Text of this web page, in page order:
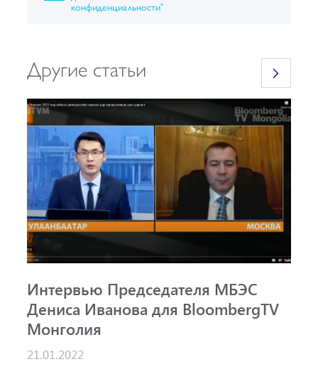
конфиденциальности"
Другие статьи
Интервью Председателя МБЭС
Дениса Иванова для BloombergTV
Монголия
21.01.2022